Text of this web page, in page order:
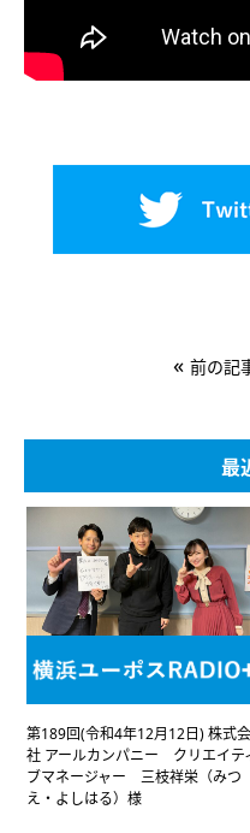
« 前の記
最
第189回(令和4年12月12日) 株式会
社 アールカンパニー クリエイテ
ブマネージャー 三枝祥栄（みつ
え・よしはる）様